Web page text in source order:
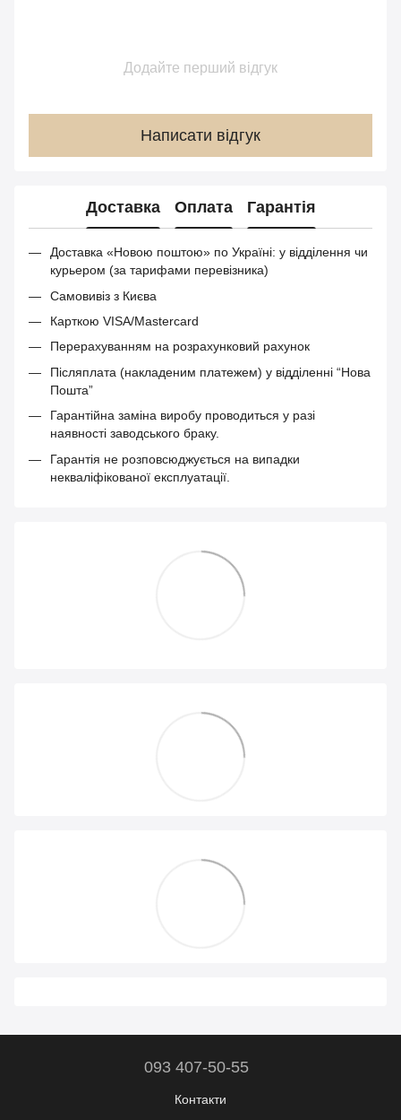
Додайте перший відгук
Написати відгук
Доставка Оплата Гарантія
Доставка «Новою поштою» по Україні: у відділення чи
курьером (за тарифами перевізника)
Самовивіз з Києва
Карткою VISA/Mastercard
Перерахуванням на розрахунковий рахунок
Післяплата (накладеним платежем) у відділенні “Нова
Пошта”
Гарантійна заміна виробу проводиться у разі
наявності заводського браку.
Гарантія не розповсюджується на випадки
некваліфікованої експлуатації.
093 407-50-55
Контакти